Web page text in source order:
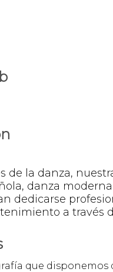
de la danza,
danza
dedicarse
a través
que disponemos